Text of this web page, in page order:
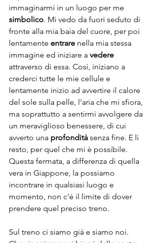
immaginarmi in un luogo per me
simbolico. Mi vedo da fuori seduto di
fronte alla mia baia del cuore, per poi
lentamente entrare nella mia stessa
immagine ed iniziare a vedere
attraverso di essa. Così, iniziano a
crederci tutte le mie cellule e
lentamente inizio ad avvertire il calore
del sole sulla pelle, l'aria che mi sfiora,
ma soprattutto a sentirmi avvolgere da
un meraviglioso benessere, di cui
avverto una profondità senza fine. E li
resto, per quel che mi è possibile.
Questa fermata, a differenza di quella
vera in Giappone, la possiamo
incontrare in qualsiasi luogo e
momento, non c'é il limite di dover
prendere quel preciso treno.
Sul treno ci siamo già e siamo noi.